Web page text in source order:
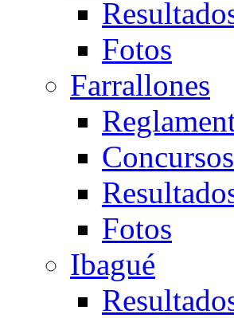
Fotos
Farrallones
Fotos
Ibagué